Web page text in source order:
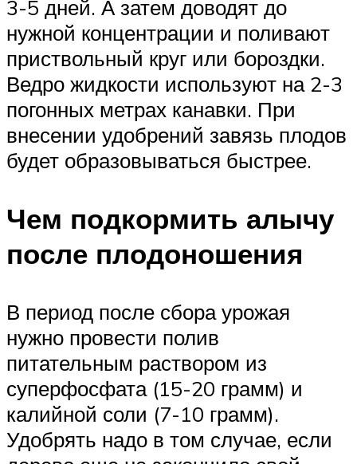
3-5 дней. А затем доводят до
нужной концентрации и поливают
приствольный круг или бороздки.
Ведро жидкости используют на 2-3
погонных метрах канавки. При
внесении удобрений завязь плодов
будет образовываться быстрее.
Чем подкормить алычу
после плодоношения
В период после сбора урожая
нужно провести полив
питательным раствором из
суперфосфата (15-20 грамм) и
калийной соли (7-10 грамм).
Удобрять надо в том случае, если